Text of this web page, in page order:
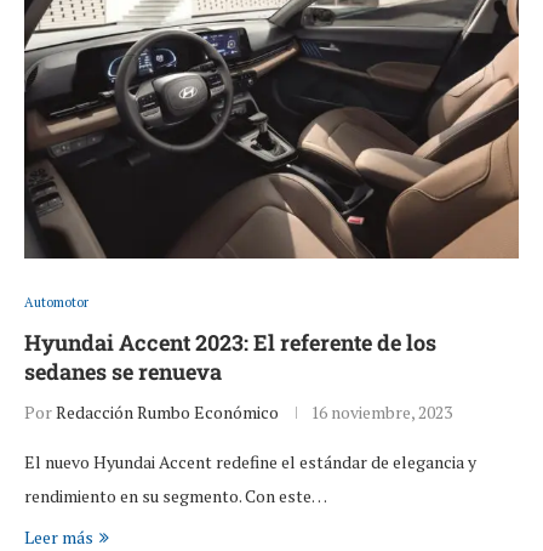
Automotor
Hyundai Accent 2023: El referente de los
sedanes se renueva
PorRedacción Rumbo Económico 16 noviembre, 2023
El nuevo Hyundai Accent redefine el estándar de elegancia y
rendimiento en su segmento. Con este…
Leer más